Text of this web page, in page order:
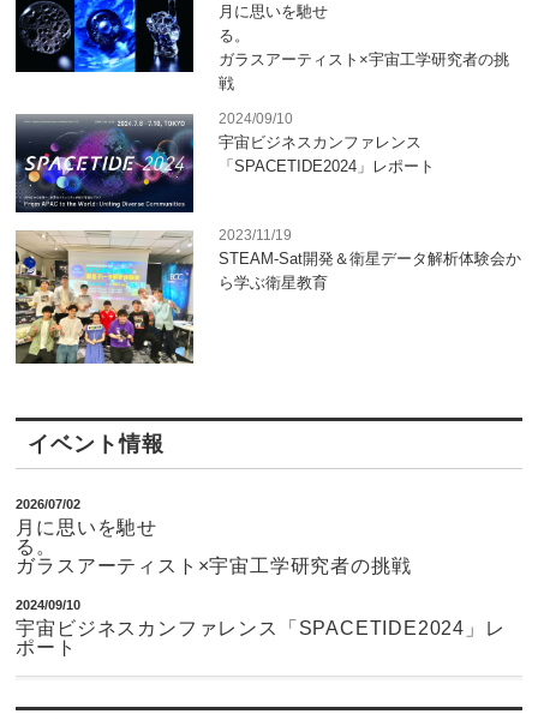
月に思いを馳せ
ガラスアーティスト×宇宙工学研究者の挑
戦
2024/09/10
宇宙ビジネスカンファレンス
「SPACETIDE2024」レポート
2023/11/19
STEAM-Sat開発＆衛星データ解析体験会か
ら学ぶ衛星教育
イベント情報
2026/07/02
月に思いを馳せ
ガラスアーティスト×宇宙工学研究者の挑戦
2024/09/10
宇宙ビジネスカンファレンス「SPACETIDE2024」レ
ポート